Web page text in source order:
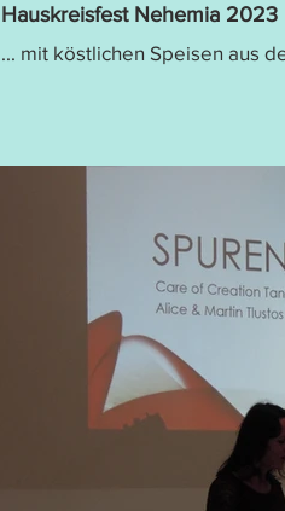
Hauskreisfest Nehemia 2023
... mit köstlichen Speisen aus